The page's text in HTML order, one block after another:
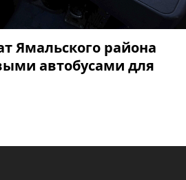
Ямальского района
автобусами для